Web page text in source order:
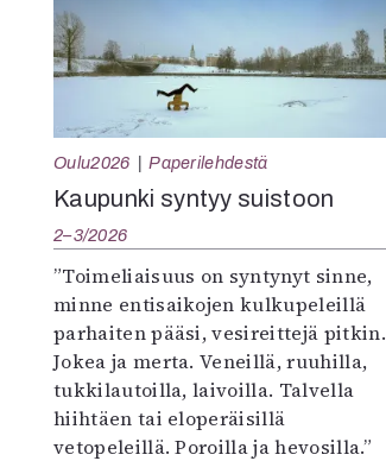
Oulu2026 Paperilehdestä
Kaupunki syntyy suistoon
2–3/2026
”Toimeliaisuus on syntynyt sinne,
minne entisaikojen kulkupeleillä
parhaiten pääsi, vesireittejä pitkin.
Jokea ja merta. Veneillä, ruuhilla,
tukkilautoilla, laivoilla. Talvella
hiihtäen tai eloperäisillä
vetopeleillä. Poroilla ja hevosilla.”